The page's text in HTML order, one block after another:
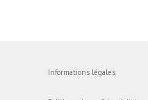
Informations légales